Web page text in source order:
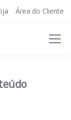
Área do Cliente